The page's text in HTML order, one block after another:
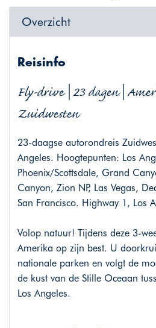
Overzicht
Reisinfo
Fly-drive | 23 dagen |
Zuidwesten
23-daagse autorondreis
Angeles. Hoogtepunten: Los
Phoenix/Scottsdale, Grand
Canyon, Zion NP, Las Vegas,
San Francisco. Highway 1, Los
Volop natuur! Tijdens deze 3-
Amerika op zijn best. U
nationale parken en volgt de
de kust van de Stille Oceaan
Los Angeles.